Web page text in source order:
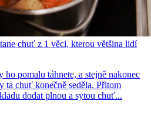
chuť z 1 věci, kterou většina lidí
pomalu táhnete, a stejně nakonec
ta chuť konečně seděla. Přitom
dodat plnou a sytou chuť...